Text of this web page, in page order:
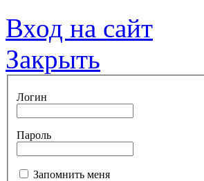
Вход на сайт
Закрыть
Логин
Пароль
Запомнить меня